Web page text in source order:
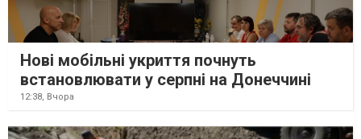
Нові мобільні укриття почнуть
встановлювати у серпні на Донеччині
12:38, Вчора